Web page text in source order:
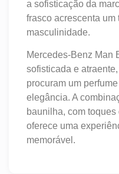
a sofisticação da
frasco acrescenta um
masculinidade.
Mercedes-Benz Man
sofisticada e
procuram um
elegância. A
baunilha, com
oferece uma
memorável.